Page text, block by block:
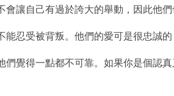
讓自己有過於誇大的舉動，因此他
忍受被背叛。他們的愛可是很忠誠
覺得一點都不可靠。如果你是個認